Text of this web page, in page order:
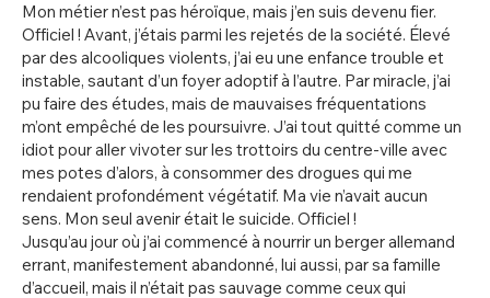
Mon métier n’est pas héroïque, mais j’en suis devenu fier.
Officiel ! Avant, j’étais parmi les rejetés de la société. Élevé
par des alcooliques violents, j’ai eu une enfance trouble et
instable, sautant d’un foyer adoptif à l’autre. Par miracle, j’ai
pu faire des études, mais de mauvaises fréquentations
m’ont empêché de les poursuivre. J’ai tout quitté comme un
idiot pour aller vivoter sur les trottoirs du centre-ville avec
mes potes d’alors, à consommer des drogues qui me
rendaient profondément végétatif. Ma vie n’avait aucun
sens. Mon seul avenir était le suicide. Officiel !
Jusqu’au jour où j’ai commencé à nourrir un berger allemand
errant, manifestement abandonné, lui aussi, par sa famille
d’accueil, mais il n’était pas sauvage comme ceux qui